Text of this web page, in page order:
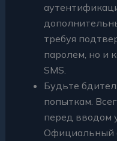
требуя
паролем, но и
SMS.
Будьте
попыткам.
перед вводом
Официальный